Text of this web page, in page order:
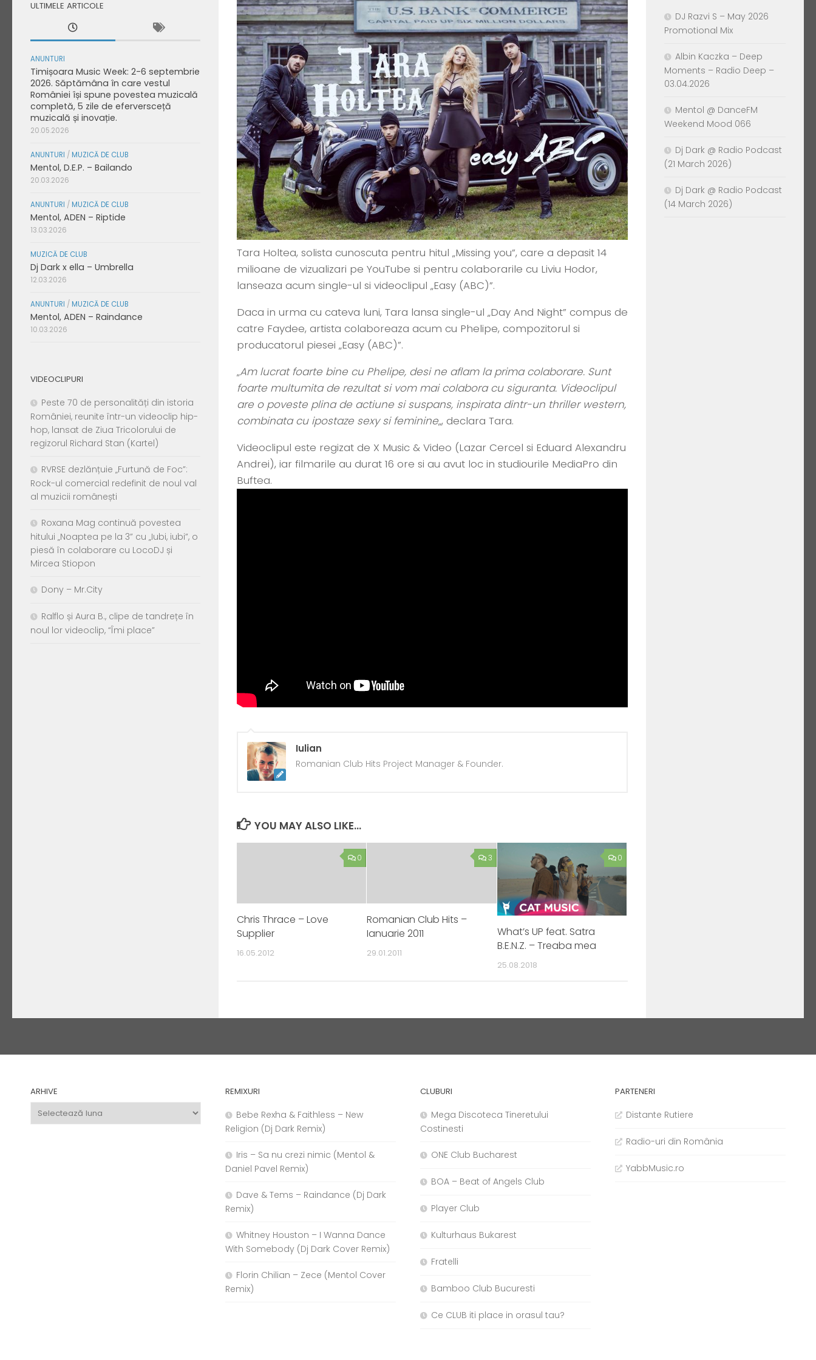
Tara Holtea, solista cunoscuta pentru hitul „Missing you”, care a depasit 14
milioane de vizualizari pe YouTube si pentru colaborarile cu Liviu Hodor,
lanseaza acum single-ul si videoclipul „Easy (ABC)”.
Daca in urma cu cateva luni, Tara lansa single-ul „Day And Night” compus de
catre Faydee, artista colaboreaza acum cu Phelipe, compozitorul si
producatorul piesei „Easy (ABC)”.
„Am lucrat foarte bine cu Phelipe, desi ne aflam la prima colaborare. Sunt
foarte multumita de rezultat si vom mai colabora cu siguranta. Videoclipul
are o poveste plina de actiune si suspans, inspirata dintr-un thriller western,
combinata cu ipostaze sexy si feminine„, declara Tara.
Videoclipul este regizat de X Music & Video (Lazar Cercel si Eduard Alexandru
Andrei), iar filmarile au durat 16 ore si au avut loc in studiourile MediaPro din
Buftea.
Iulian
Romanian Club Hits Project Manager & Founder.
YOU MAY ALSO LIKE...
0
Chris Thrace – Love
Supplier
16.05.2012
3
Romanian Club Hits –
Ianuarie 2011
29.01.2011
0
What’s UP feat. Satra
B.E.N.Z. – Treaba mea
25.08.2018
ULTIMELE ARTICOLE
ANUNTURI
Timișoara Music Week: 2-6 septembrie
2026. Săptămâna în care vestul
României își spune povestea muzicală
completă, 5 zile de eferversceță
muzicală și inovație.
20.05.2026
ANUNTURI / MUZICĂ DE CLUB
Mentol, D.E.P. – Bailando
20.03.2026
ANUNTURI / MUZICĂ DE CLUB
Mentol, ADEN – Riptide
13.03.2026
MUZICĂ DE CLUB
Dj Dark x ella – Umbrella
12.03.2026
ANUNTURI / MUZICĂ DE CLUB
Mentol, ADEN – Raindance
10.03.2026
VIDEOCLIPURI
Peste 70 de personalități din istoria
României, reunite într-un videoclip hip-
hop, lansat de Ziua Tricolorului de
regizorul Richard Stan (Kartel)
RVRSE dezlănțuie „Furtună de Foc”:
Rock-ul comercial redefinit de noul val
al muzicii românești
Roxana Mag continuă povestea
hitului „Noaptea pe la 3” cu „Iubi, iubi”, o
piesă în colaborare cu LocoDJ și
Mircea Stiopon
Dony – Mr.City
Ralflo și Aura B., clipe de tandrețe în
noul lor videoclip, “Îmi place”
DJ Razvi S – May 2026
Promotional Mix
Albin Kaczka – Deep
Moments – Radio Deep –
03.04.2026
Mentol @ DanceFM
Weekend Mood 066
Dj Dark @ Radio Podcast
(21 March 2026)
Dj Dark @ Radio Podcast
(14 March 2026)
ARHIVE
Arhive
REMIXURI
Bebe Rexha & Faithless – New
Religion (Dj Dark Remix)
Iris – Sa nu crezi nimic (Mentol &
Daniel Pavel Remix)
Dave & Tems – Raindance (Dj Dark
Remix)
Whitney Houston – I Wanna Dance
With Somebody (Dj Dark Cover Remix)
Florin Chilian – Zece (Mentol Cover
Remix)
CLUBURI
Mega Discoteca Tineretului
Costinesti
ONE Club Bucharest
BOA – Beat of Angels Club
Player Club
Kulturhaus Bukarest
Fratelli
Bamboo Club Bucuresti
Ce CLUB iti place in orasul tau?
PARTENERI
Distante Rutiere
Radio-uri din România
YabbMusic.ro